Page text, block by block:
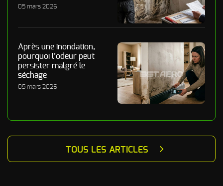
05 mars 2026
Après une inondation,
pourquoi l’odeur peut
persister malgré le
séchage
05 mars 2026
TOUS LES ARTICLES